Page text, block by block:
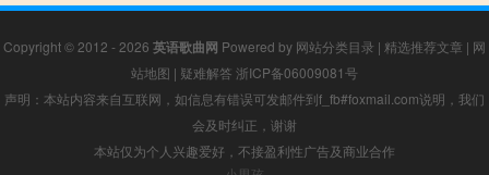
Copyright © 2012 - 2026 英语歌曲网 Powered by 网站分类目录 | 精选推荐文章 | 网
站地图 | 疑难解答 浙ICP备06009081号
声明：本站内容来自互联网，如信息有错误可发邮件到f_fb#foxmail.com说明，我们
会及时纠正，谢谢
本站仅为个人兴趣爱好，不接盈利性广告及商业合作